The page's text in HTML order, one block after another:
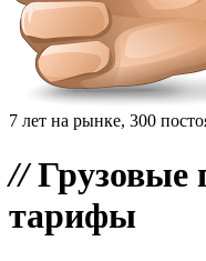
7 лет на рынке, 300
//Грузовые
тарифы